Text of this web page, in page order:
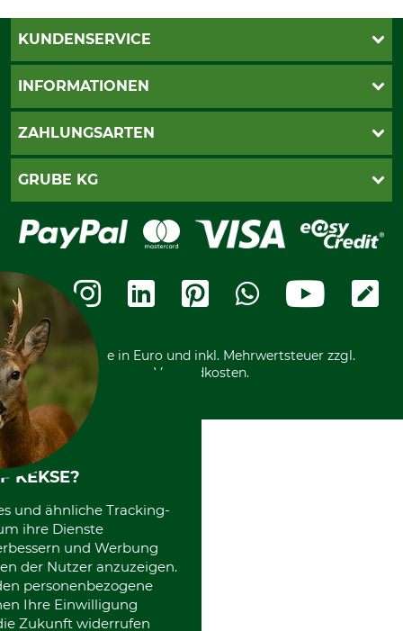
KUNDENSERVICE
Live-Shopping
Seilwindenprüfung
Cookie-Einstellungen
INFORMATIONEN
AGB
Bestellung widerrufen
Widerrufsformular
Kostenloser Rückversand
Nachhaltigkeit
Entsorgung und Umwelt
Datenschutz Print
ZAHLUNGSARTEN
PayPal
Bankeinzug
Ratenkauf
Vorkasse
GRUBE KG
Leitbild
Karriere
Ladengeschäft
Motorgeräteshop
Über uns
Community
International
Kooperationen
Alle Preise in Euro und inkl. Mehrwertsteuer zzgl.
Versandkosten.
KEKSE?
und ähnliche Tracking-
ihre Dienste
und Werbung
der Nutzer anzuzeigen.
personenbezogene
Ihre Einwilligung
Zukunft widerrufen